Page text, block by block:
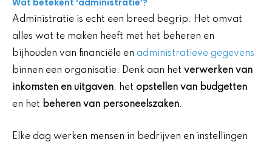
Wat betekent ‘administratie’?
Administratie is echt een breed begrip. Het omvat
alles wat te maken heeft met het beheren en
bijhouden van financiële en administratieve gegevens
binnen een organisatie. Denk aan het verwerken van
inkomsten en uitgaven, het opstellen van budgetten
en het beheren van personeelszaken.
Elke dag werken mensen in bedrijven en instellingen